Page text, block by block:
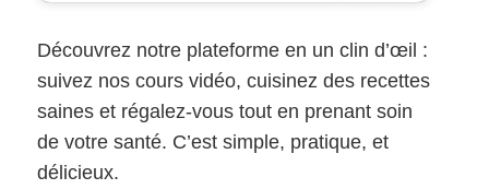
Découvrez notre plateforme en un clin d’œil :
suivez nos cours vidéo, cuisinez des recettes
saines et régalez-vous tout en prenant soin
de votre santé. C’est simple, pratique, et
délicieux.